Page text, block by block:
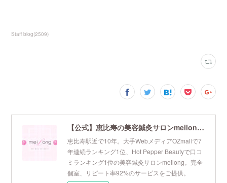
Staff blog(2509)
【公式】恵比寿の美容鍼灸サロンmeilong｜ツボを押さえた針・お灸の治療で美容と健康を叶えます
恵比寿駅近で10年。大手WebメディアOZmallで7
年連続ランキング1位、Hot Pepper Beautyで口コ
ミランキング1位の美容鍼灸サロンmeilong。完全
個室、リピート率92%のサービスをご提供。